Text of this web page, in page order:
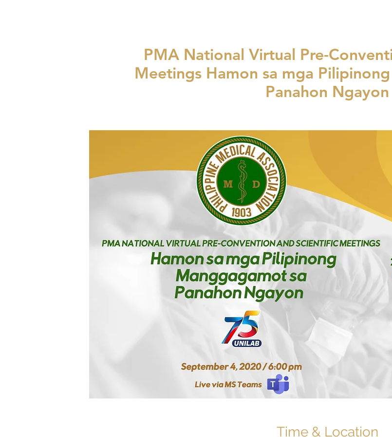
PMA National Virtual Pre-
Meetings Hamon sa mga
Panahon Ngayon
Time & Location